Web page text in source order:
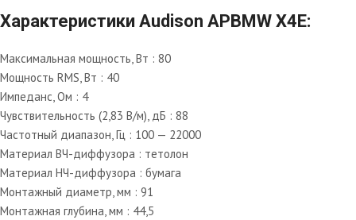
Характеристики Audison APBMW X4E:
Максимальная мощность, Вт : 80
Мощность RMS, Вт : 40
Импеданс, Ом : 4
Чувствительность (2,83 В/м), дБ : 88
Частотный диапазон, Гц : 100 — 22000
Материал ВЧ-диффузора : тетолон
Материал НЧ-диффузора : бумага
Монтажный диаметр, мм : 91
Монтажная глубина, мм : 44,5